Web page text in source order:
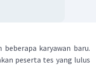
beberapa karyawan baru.
peserta tes yang lulus